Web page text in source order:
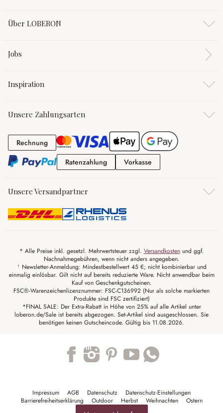
Über LOBERON
Jobs
Inspiration
Unsere Zahlungsarten
RechnungRechnung
RatenzahlungRatenzahlung
Vorkasse
Unsere Versandpartner
* Alle Preise inkl. gesetzl. Mehrwertsteuer zzgl. Versandkostenund ggf.
Nachnahmegebühren, wenn nicht anders angegeben.
¹ Newsletter-Anmeldung: Mindestbestellwert 45 €; nicht kombinierbar und
einmalig einlösbar. Gilt nicht auf bereits reduzierte Ware. Nicht anwendbar beim
Kauf von Geschenkgutscheinen.
FSC®-Warenzeichenlizenznummer: FSC-C136992 (Nur als solche markierten
Produkte sind FSC zertifiziert)
*FINAL SALE: Der Extra-Rabatt in Höhe von 25% auf alle Artikel unter
loberon.de/Sale ist bereits abgezogen. Set-Artikel sind ausgeschlossen. Sie
benötigen keinen Gutscheincode. Gültig bis 11.08.2026.
Impressum AGB Datenschutz
Datenschutz-Einstellungen
Barrierefreiheitserklärung
Outdoor Herbst Weihnachten Ostern